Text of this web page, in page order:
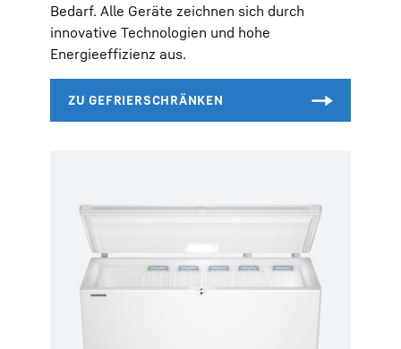
Bedarf. Alle Geräte zeichnen sich durch
innovative Technologien und hohe
Energieeffizienz aus.